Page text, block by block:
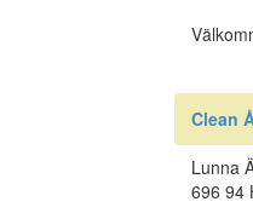
Clean
Lunna
696 94